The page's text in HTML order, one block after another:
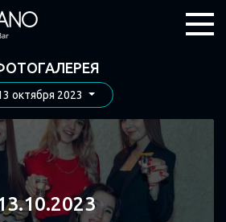
октября 2023